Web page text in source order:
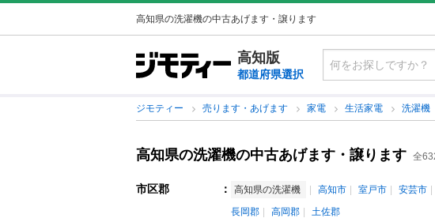
高知県の洗濯機の中古あげます・譲ります
高知版
都道府県選択
ジモティー 売ります・あげます 家電 生活家電 洗濯機
高知県の洗濯機の中古あげます・譲ります 全
市区郡 ： 高知県の洗濯機 高知市 室戸市 安芸市
長岡郡
高岡郡 土佐郡